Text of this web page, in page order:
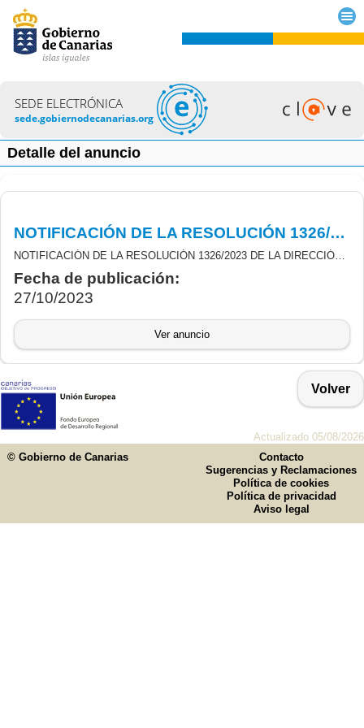
SEDE ELECTRÓNICA
sede.gobiernodecanarias.org
Detalle del anuncio
NOTIFICACIÓN DE LA RESOLUCIÓN 1326/2023 DE JUSTIFICACIÓN DE LAS SUBVENCIONES DERIVADAS DEL REAL DECRETO 477/2021, DE 29 DE JUNIO (AUTOCONSUMO Y ALMACENAMIENTO)
NOTIFICACIÓN DE LA RESOLUCIÓN 1326/2023 DE LA DIRECCIÓN GENERAL DE ENERGÍA, DE JUSTIFICACIÓN DE LAS SUBVENCIONES DERIVADAS DE LA CONVOCATORIA DE LA ORDEN N.º 337/2021, DEL CONSEJERO DE TRANSICIÓN ECOLÓGICA, LUCHA CONTRA EL CAMBIO CLIMÁTICO Y PLANIFICACIÓN TERRITORIAL POR LA QUE SE CONVOCAN AYUDAS EN CONCURRENCIA NO COMPETITIVA, PARA EL PERIODO 2021- 2023, DERIVADAS REAL DECRETO R.D. 477/2021, DE 29 DE JUNIO, POR EL QUE SE REGULAN LOS PROGRAMAS DE INCENTIVOS LIGADOS AL AUTOCONSUMO Y ALMACENAMIENTO, CON FUENTES DE ENERGÍA RENOVABLE, ASÍ COMO A LA IMPLANTACIÓN DE PROGRAMAS DE SISTEMAS TÉRMICOS RENOVABLES EN EL SECTOR RESIDENCIAL, EN EL MARCO DEL PLAN DE RECUPERACIÓN TRANSFORMACIÓN Y RESILIENCIA (MRR)
Fecha de publicación:
27/10/2023
Ver anuncio
Volver
Actualizado 05/08/2026
© Gobierno de Canarias
Contacto
Sugerencias y Reclamaciones
Política de cookies
Política de privacidad
Aviso legal